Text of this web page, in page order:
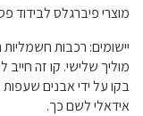
מוצרי פיברגלס לבידוד
יישומים: רכבות
מוליך שלישי. קו זה
בקו על ידי אבנים
אידאלי לשם כך.